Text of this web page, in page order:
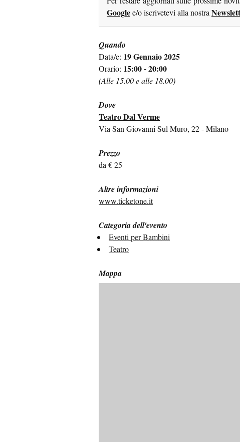
Googlee/o iscrivetevi alla nostra
Quando
Data/e: 19 Gennaio 2025
Orario: 15:00 - 20:00
(Alle 15.00 e alle 18.00)
Dove
Teatro Dal Verme
Via San Giovanni Sul Muro, 22 - Milano
Prezzo
da € 25
Altre informazioni
www.ticketone.it
Categoria dell'evento
Eventi per Bambini
Teatro
Mappa